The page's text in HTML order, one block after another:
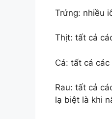
Trứng: nhiều
Thịt: tất cả
Cá: tất cả
Rau: tất cả
lạ biệt là khi